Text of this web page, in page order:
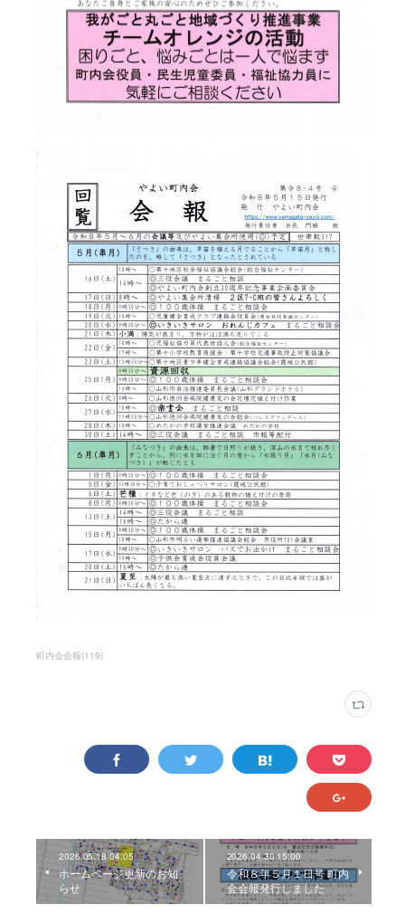
町内会会報(119)
2026.05.18 04:05
ホームページ更新のお知
らせ
2026.04.30 15:00
令和８年５月１日号 町内
会会報発行しました